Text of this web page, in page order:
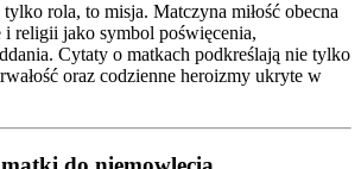
rola, to misja. Matczyna miłość obecna
religii jako symbol poświęcenia,
Cytaty o matkach podkreślają nie tylko
oraz codzienne heroizmy ukryte w